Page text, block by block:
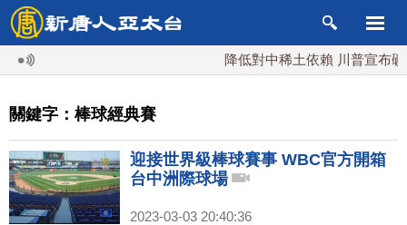
降低對中稀土依賴 川普宣布礦
關鍵字：棒球經典賽
迎接世界級棒球賽事 WBC官方開箱
台中洲際球場
2023-03-03 20:40:36